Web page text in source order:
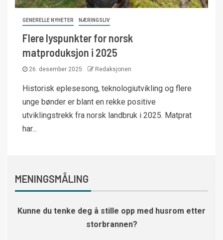
GENERELLE NYHETER NÆRINGSLIV
Flere lyspunkter for norsk
matproduksjon i 2025
26. desember 2025 Redaksjonen
Historisk eplesesong, teknologiutvikling og flere
unge bønder er blant en rekke positive
utviklingstrekk fra norsk landbruk i 2025. Matprat
har...
MENINGSMÅLING
Kunne du tenke deg å stille opp med husrom etter
storbrannen?